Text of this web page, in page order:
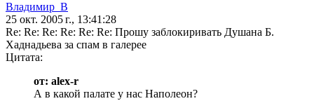
Владимир_В
25 окт. 2005 г., 13:41:28
Re: Re: Re: Re: Re: Re: Прошу заблокиривать Душана Б.
Хаднадьева за спам в галерее
Цитата:
от: alex-r
А в какой палате у нас Наполеон?